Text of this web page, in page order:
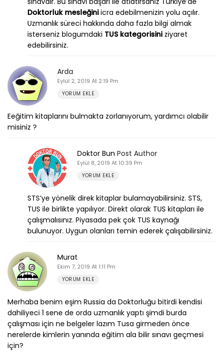
Doktorluk mesleğiniicra edebilmenizin yolu açılır.
Uzmanlık süreci hakkında daha fazla bilgi almak
isterseniz blogumdaki TUS kategorisiniziyaret
edebilirsiniz.
Arda
Eylül 2, 2019 At 2:19 Pm
YORUM EKLE
Eeğitim kitaplarını bulmakta zorlanıyorum, yardımcı olabilir
misiniz ?
Doktor Bun Post Author
Eylül 8, 2019 At 10:39 Pm
YORUM EKLE
STS’ye yönelik direk kitaplar bulamayabilirsiniz. STS,
TUS ile birlikte yapılıyor. Direkt olarak TUS kitapları ile
çalışmalısınız. Piyasada pek çok TUS kaynağı
bulunuyor. Uygun olanları temin ederek çalışabilirsiniz.
Murat
Ekim 7, 2019 At 1:11 Pm
YORUM EKLE
Merhaba benim eşim Russia da Doktorluğu bitirdi kendisi
dahiliyeci 1 sene de orda uzmanlık yaptı şimdi burda
çalışması için ne belgeler lazım Tusa girmeden önce
nerelerde kimlerin yanında eğitim ala bilir sınavı geçmesi
için?